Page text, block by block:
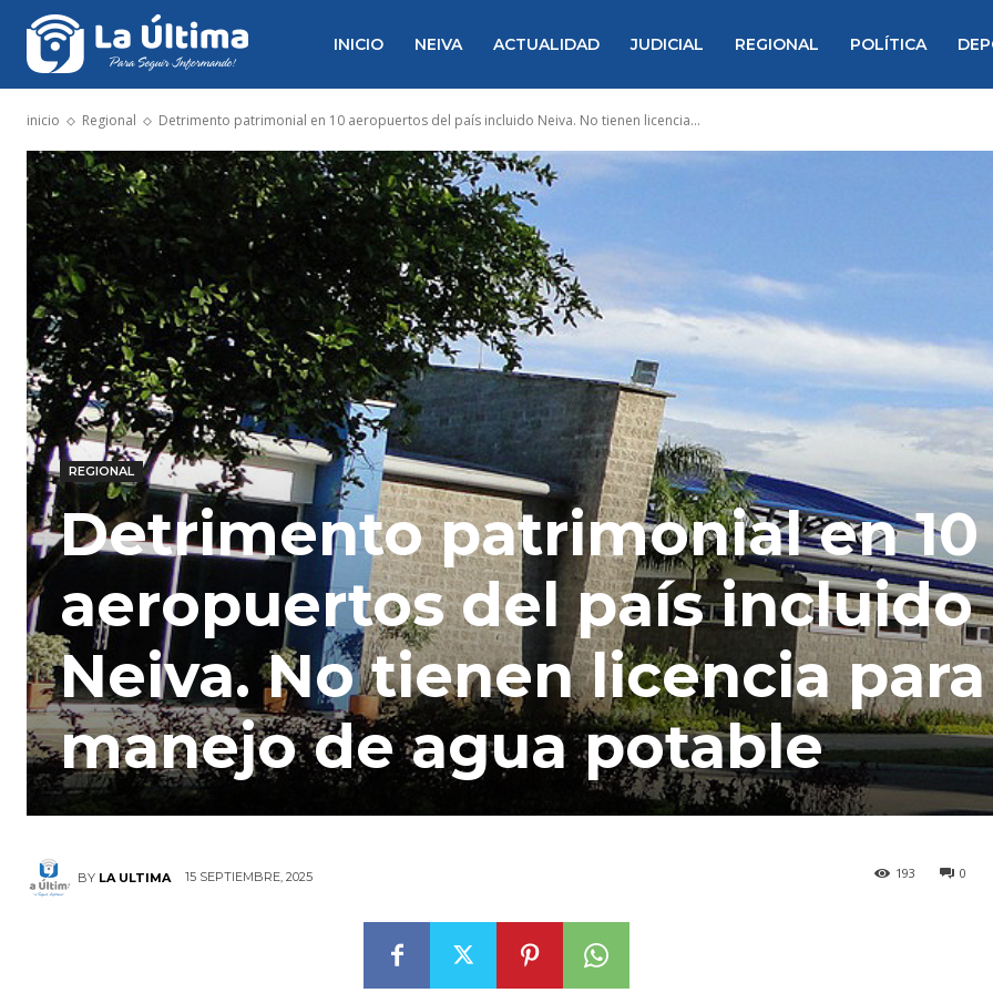
INICIO NEIVA ACTUALIDAD JUDICIAL REGIONAL POLÍTICA
inicio Regional Detrimento patrimonial en 10 aeropuertos del país incluido Neiva. No tienen licencia...
REGIONAL
Detrimento patrimonial en 10
aeropuertos del país incluido
Neiva. No tienen licencia
manejo de agua potable
BY LA ULTIMA 15 SEPTIEMBRE, 2025 0
193